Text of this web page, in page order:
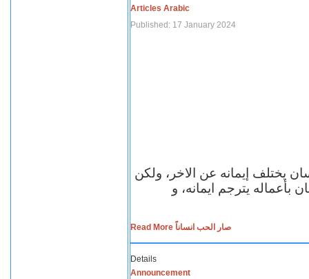
Articles Arabic
Published: 17 January 2024
يختلف إيمانه عن الاخر، ولكن
بأعماله يترجم ايمانه، و
Read More صار الحب انساناً
Details
Announcement